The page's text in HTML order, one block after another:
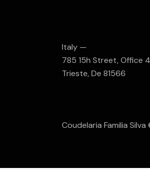
Italy —
785 15h Street, Office
Trieste, De 81566
Coudelaria Familia